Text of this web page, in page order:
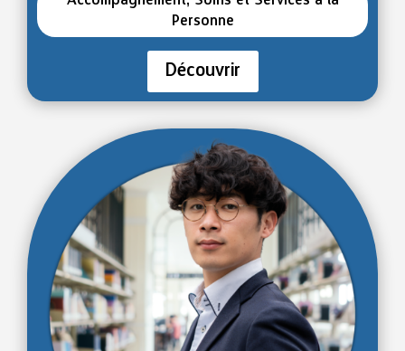
Personne
Découvrir